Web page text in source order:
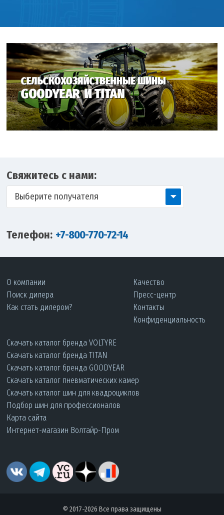
Свяжитесь с нами:
Выберите получателя
Телефон: +7-800-770-72-14
О компании
Поиск дилера
Как стать дилером?
Качество
Пресс-центр
Контакты
Конфиденциальность
Скачать каталог бренда VOLTYRE
Скачать каталог бренда TITAN
Скачать каталог бренда GOODYEAR
Скачать каталог пневматических камер
Скачать каталог шин для квадроциклов
Подбор шин для профессионалов
Карта сайта
Интернет-магазин Волтайр-Пром
© 2017-2026 Все права защищены